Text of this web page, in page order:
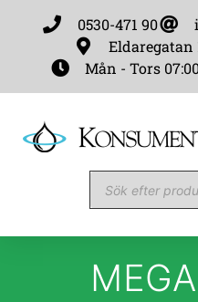
0530-471 90
Eldaregatan
Mån - Tors